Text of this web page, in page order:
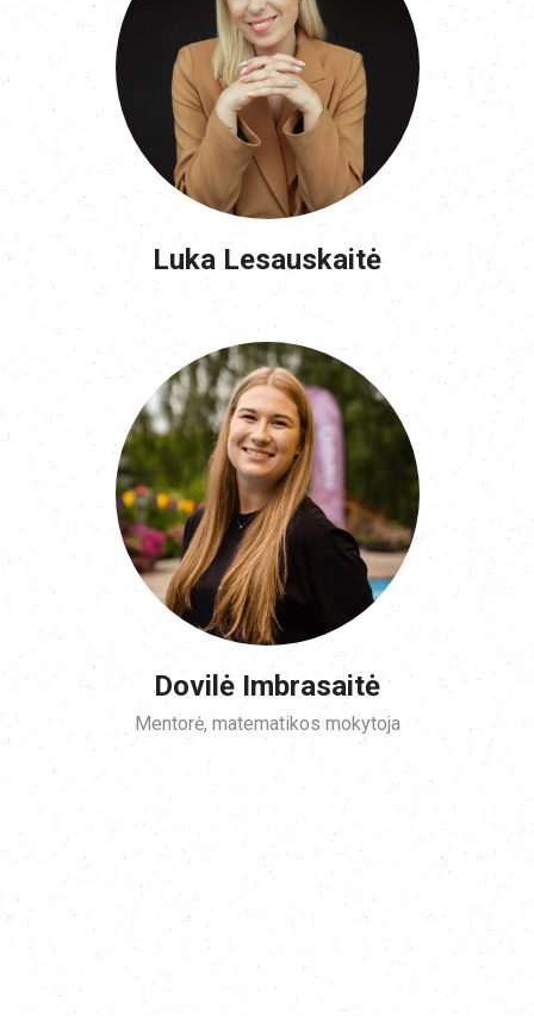
Luka Lesauskaitė
Dovilė Imbrasaitė
Mentorė, matematikos mokytoja